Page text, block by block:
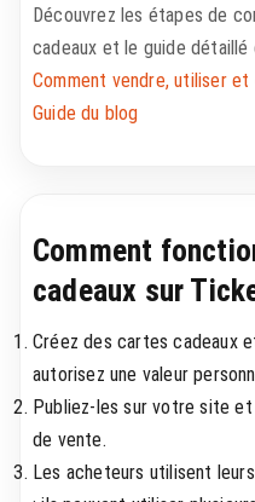
Découvrez les étapes de
cadeaux et le guide détaillé
Comment vendre, utiliser
Guide du blog
Comment
cadeaux sur
Créez des cartes cadeaux
autorisez une valeur
Publiez-les sur votre site
de vente.
Les acheteurs utilisent